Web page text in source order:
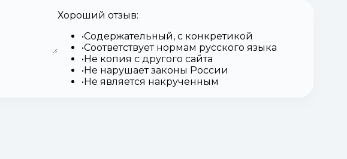
Хороший отзыв:
Содержательный, с конкретикой
Соответствует нормам русского языка
Не копия с другого сайта
Не нарушает законы России
Не является накрученным